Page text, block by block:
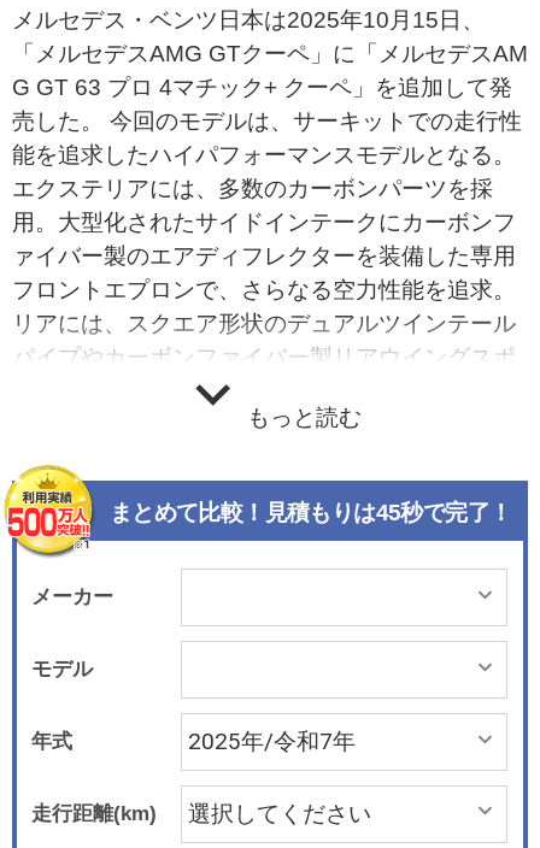
メルセデス・ベンツ日本は2025年10月15日、
「メルセデスAMG GTクーペ」に「メルセデスAM
G GT 63 プロ 4マチック+ クーペ」を追加して発
売した。 今回のモデルは、サーキットでの走行性
能を追求したハイパフォーマンスモデルとなる。
エクステリアには、多数のカーボンパーツを採
用。大型化されたサイドインテークにカーボンフ
ァイバー製のエアディフレクターを装備した専用
フロントエプロンで、さらなる空力性能を追求。
リアには、スクエア形状のデュアルツインテール
パイプやカーボンファイバー製リアウイングスポ
イラーを装備。さらに、「GT 63」のリアバッジ
の横には本モデル限定のチェッカーフラッグエン
を感じさせるものとなっている。ホイールにもハ
イパフォーマンス志向の「21インチAMGアルミホ
イール＜鍛造＞」を採用。標準のグレー調のデザ
インに加え、有償オプションでゴールド調の「MA
NUFAKTUR21インチAMGホイール＜鍛造＞」も
選択可能だ。また、タイヤもサマータイヤに加え
スポーツタイヤが無償オプションとして設定され
ているほか、ブレーキには耐久性に優れ、安定し
た制動力と軽量化を実現する「AMGカーボンセラ
ミックブレーキ」を採用し、ブレーキキャリパー
は本モデル限定のブラック仕上げとなっている。
もっと読む
まとめて比較！見積もりは45秒で完了！
メーカー
モデル
年式
走行距離(km)